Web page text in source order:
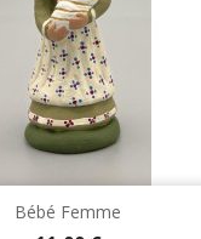
Bébé Femme
Aperçu rapide